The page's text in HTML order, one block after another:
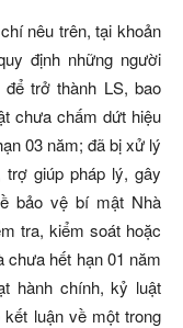
nêu trên, tại khoản
định những người
trở thành LS, bao
chưa chấm dứt hiệu
03 năm; đã bị xử lý
giúp pháp lý, gây
bảo vệ bí mật Nhà
tra, kiểm soát hoặc
chưa hết hạn 01 năm
hành chính, kỷ luật
luận về một trong